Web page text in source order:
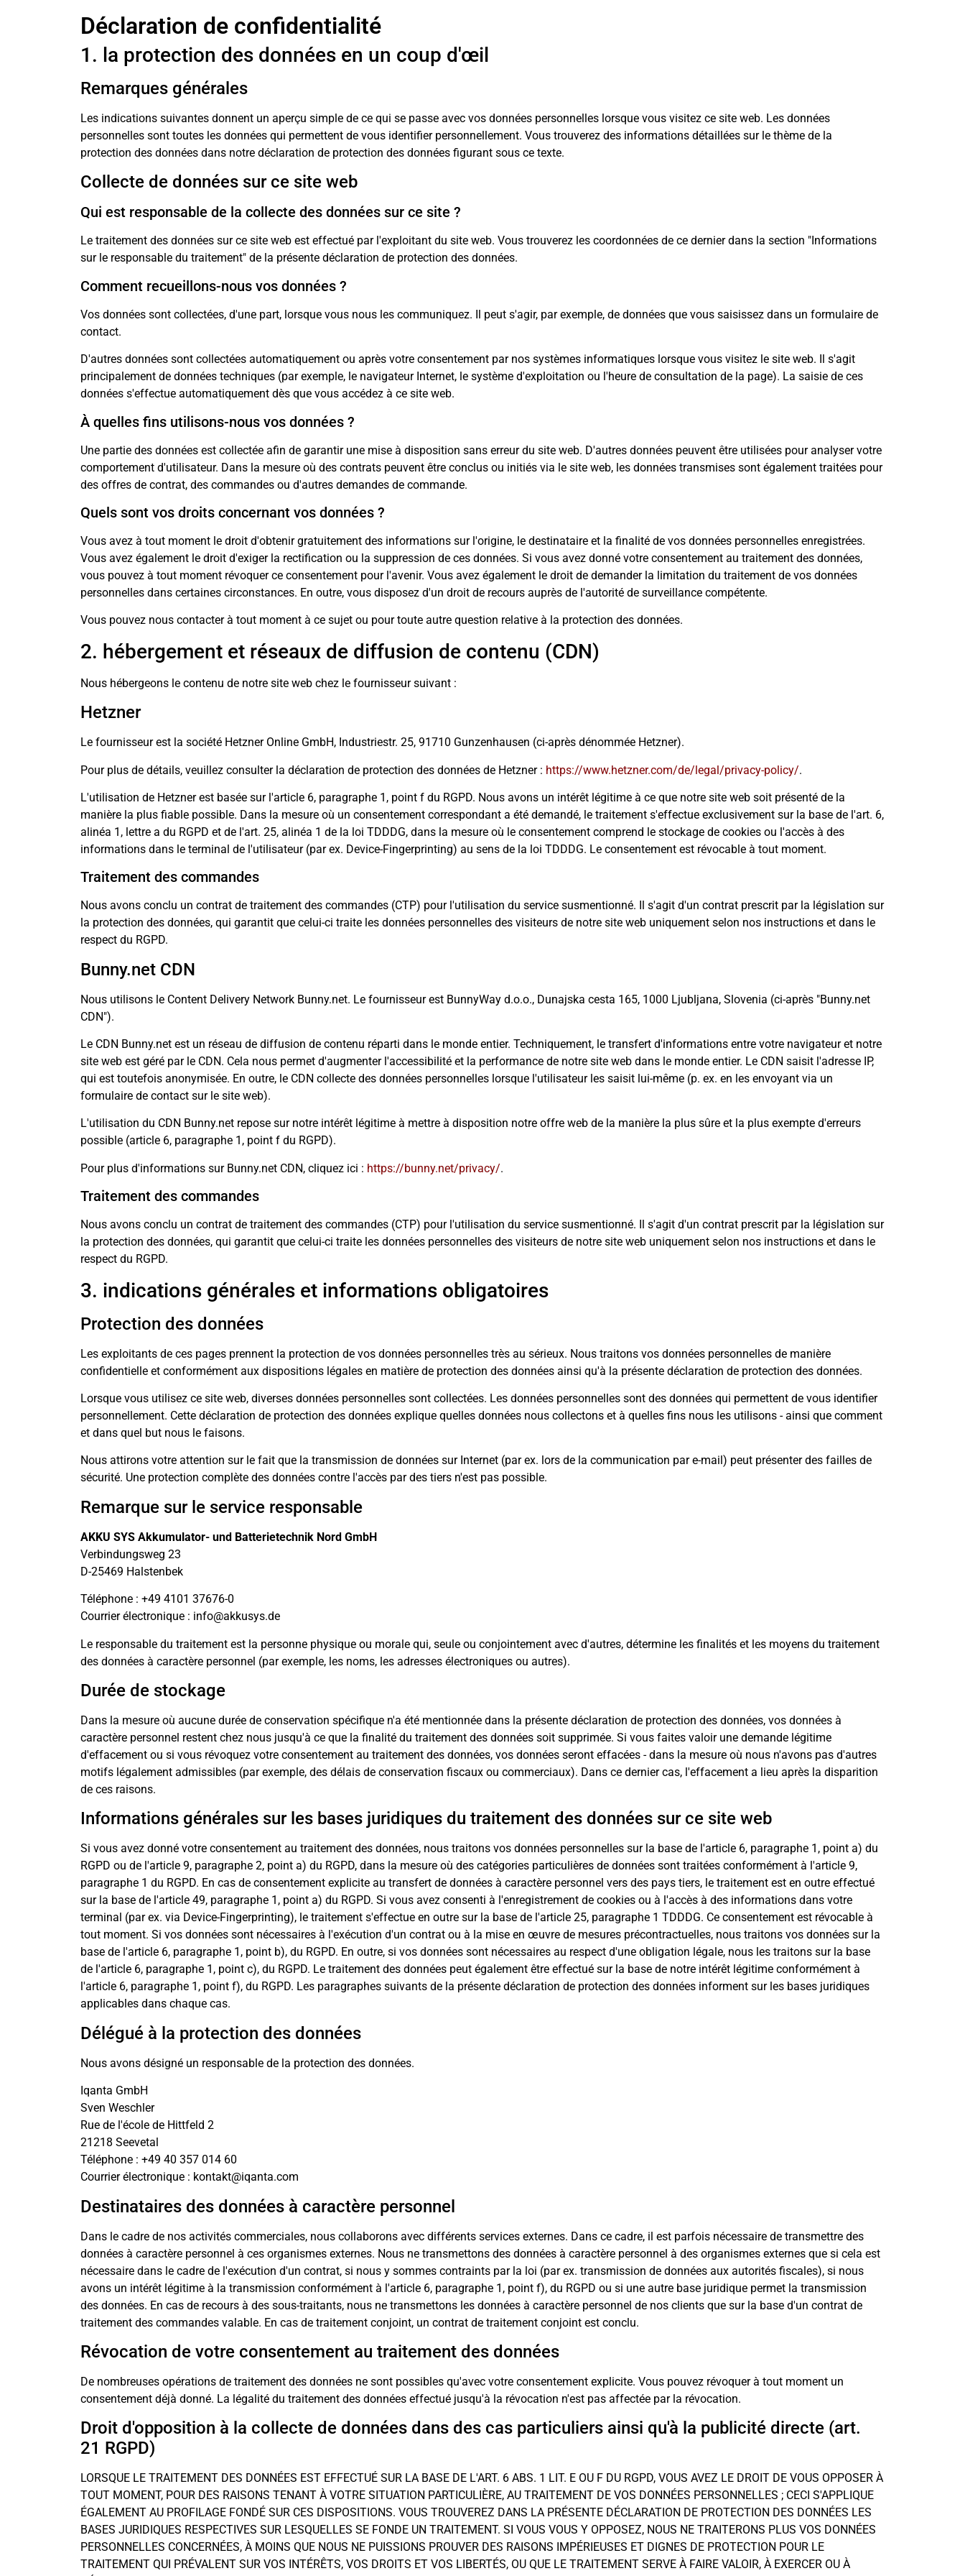
Déclaration de confidentialité
1. la protection des données en un coup d'œil
Remarques générales
Les indications suivantes donnent un aperçu simple de ce qui se passe avec vos données personnelles lorsque vous visitez ce site web. Les données
personnelles sont toutes les données qui permettent de vous identifier personnellement. Vous trouverez des informations détaillées sur le thème de la
protection des données dans notre déclaration de protection des données figurant sous ce texte.
Collecte de données sur ce site web
Qui est responsable de la collecte des données sur ce site ?
Le traitement des données sur ce site web est effectué par l'exploitant du site web. Vous trouverez les coordonnées de ce dernier dans la section "Informations
sur le responsable du traitement" de la présente déclaration de protection des données.
Comment recueillons-nous vos données ?
Vos données sont collectées, d'une part, lorsque vous nous les communiquez. Il peut s'agir, par exemple, de données que vous saisissez dans un formulaire de
contact.
D'autres données sont collectées automatiquement ou après votre consentement par nos systèmes informatiques lorsque vous visitez le site web. Il s'agit
principalement de données techniques (par exemple, le navigateur Internet, le système d'exploitation ou l'heure de consultation de la page). La saisie de ces
données s'effectue automatiquement dès que vous accédez à ce site web.
À quelles fins utilisons-nous vos données ?
Une partie des données est collectée afin de garantir une mise à disposition sans erreur du site web. D'autres données peuvent être utilisées pour analyser votre
comportement d'utilisateur. Dans la mesure où des contrats peuvent être conclus ou initiés via le site web, les données transmises sont également traitées pour
des offres de contrat, des commandes ou d'autres demandes de commande.
Quels sont vos droits concernant vos données ?
Vous avez à tout moment le droit d'obtenir gratuitement des informations sur l'origine, le destinataire et la finalité de vos données personnelles enregistrées.
Vous avez également le droit d'exiger la rectification ou la suppression de ces données. Si vous avez donné votre consentement au traitement des données,
vous pouvez à tout moment révoquer ce consentement pour l'avenir. Vous avez également le droit de demander la limitation du traitement de vos données
personnelles dans certaines circonstances. En outre, vous disposez d'un droit de recours auprès de l'autorité de surveillance compétente.
Vous pouvez nous contacter à tout moment à ce sujet ou pour toute autre question relative à la protection des données.
2. hébergement et réseaux de diffusion de contenu (CDN)
Nous hébergeons le contenu de notre site web chez le fournisseur suivant :
Hetzner
Le fournisseur est la société Hetzner Online GmbH, Industriestr. 25, 91710 Gunzenhausen (ci-après dénommée Hetzner).
Pour plus de détails, veuillez consulter la déclaration de protection des données de Hetzner : https://www.hetzner.com/de/legal/privacy-policy/.
L'utilisation de Hetzner est basée sur l'article 6, paragraphe 1, point f du RGPD. Nous avons un intérêt légitime à ce que notre site web soit présenté de la
manière la plus fiable possible. Dans la mesure où un consentement correspondant a été demandé, le traitement s'effectue exclusivement sur la base de l'art. 6,
alinéa 1, lettre a du RGPD et de l'art. 25, alinéa 1 de la loi TDDDG, dans la mesure où le consentement comprend le stockage de cookies ou l'accès à des
informations dans le terminal de l'utilisateur (par ex. Device-Fingerprinting) au sens de la loi TDDDG. Le consentement est révocable à tout moment.
Traitement des commandes
Nous avons conclu un contrat de traitement des commandes (CTP) pour l'utilisation du service susmentionné. Il s'agit d'un contrat prescrit par la législation sur
la protection des données, qui garantit que celui-ci traite les données personnelles des visiteurs de notre site web uniquement selon nos instructions et dans le
respect du RGPD.
Bunny.net CDN
Nous utilisons le Content Delivery Network Bunny.net. Le fournisseur est BunnyWay d.o.o., Dunajska cesta 165, 1000 Ljubljana, Slovenia (ci-après "Bunny.net
CDN").
Le CDN Bunny.net est un réseau de diffusion de contenu réparti dans le monde entier. Techniquement, le transfert d'informations entre votre navigateur et notre
site web est géré par le CDN. Cela nous permet d'augmenter l'accessibilité et la performance de notre site web dans le monde entier. Le CDN saisit l'adresse IP,
qui est toutefois anonymisée. En outre, le CDN collecte des données personnelles lorsque l'utilisateur les saisit lui-même (p. ex. en les envoyant via un
formulaire de contact sur le site web).
L'utilisation du CDN Bunny.net repose sur notre intérêt légitime à mettre à disposition notre offre web de la manière la plus sûre et la plus exempte d'erreurs
possible (article 6, paragraphe 1, point f du RGPD).
Pour plus d'informations sur Bunny.net CDN, cliquez ici : https://bunny.net/privacy/.
Traitement des commandes
Nous avons conclu un contrat de traitement des commandes (CTP) pour l'utilisation du service susmentionné. Il s'agit d'un contrat prescrit par la législation sur
la protection des données, qui garantit que celui-ci traite les données personnelles des visiteurs de notre site web uniquement selon nos instructions et dans le
respect du RGPD.
3. indications générales et informations obligatoires
Protection des données
Les exploitants de ces pages prennent la protection de vos données personnelles très au sérieux. Nous traitons vos données personnelles de manière
confidentielle et conformément aux dispositions légales en matière de protection des données ainsi qu'à la présente déclaration de protection des données.
Lorsque vous utilisez ce site web, diverses données personnelles sont collectées. Les données personnelles sont des données qui permettent de vous identifier
personnellement. Cette déclaration de protection des données explique quelles données nous collectons et à quelles fins nous les utilisons - ainsi que comment
et dans quel but nous le faisons.
Nous attirons votre attention sur le fait que la transmission de données sur Internet (par ex. lors de la communication par e-mail) peut présenter des failles de
sécurité. Une protection complète des données contre l'accès par des tiers n'est pas possible.
Remarque sur le service responsable
AKKU SYS Akkumulator- und Batterietechnik Nord GmbH
Verbindungsweg 23
D-25469 Halstenbek
Téléphone : +49 4101 37676-0
Courrier électronique : info@akkusys.de
Le responsable du traitement est la personne physique ou morale qui, seule ou conjointement avec d'autres, détermine les finalités et les moyens du traitement
des données à caractère personnel (par exemple, les noms, les adresses électroniques ou autres).
Durée de stockage
Dans la mesure où aucune durée de conservation spécifique n'a été mentionnée dans la présente déclaration de protection des données, vos données à
caractère personnel restent chez nous jusqu'à ce que la finalité du traitement des données soit supprimée. Si vous faites valoir une demande légitime
d'effacement ou si vous révoquez votre consentement au traitement des données, vos données seront effacées - dans la mesure où nous n'avons pas d'autres
motifs légalement admissibles (par exemple, des délais de conservation fiscaux ou commerciaux). Dans ce dernier cas, l'effacement a lieu après la disparition
de ces raisons.
Informations générales sur les bases juridiques du traitement des données sur ce site web
Si vous avez donné votre consentement au traitement des données, nous traitons vos données personnelles sur la base de l'article 6, paragraphe 1, point a) du
RGPD ou de l'article 9, paragraphe 2, point a) du RGPD, dans la mesure où des catégories particulières de données sont traitées conformément à l'article 9,
paragraphe 1 du RGPD. En cas de consentement explicite au transfert de données à caractère personnel vers des pays tiers, le traitement est en outre effectué
sur la base de l'article 49, paragraphe 1, point a) du RGPD. Si vous avez consenti à l'enregistrement de cookies ou à l'accès à des informations dans votre
terminal (par ex. via Device-Fingerprinting), le traitement s'effectue en outre sur la base de l'article 25, paragraphe 1 TDDDG. Ce consentement est révocable à
tout moment. Si vos données sont nécessaires à l'exécution d'un contrat ou à la mise en œuvre de mesures précontractuelles, nous traitons vos données sur la
base de l'article 6, paragraphe 1, point b), du RGPD. En outre, si vos données sont nécessaires au respect d'une obligation légale, nous les traitons sur la base
de l'article 6, paragraphe 1, point c), du RGPD. Le traitement des données peut également être effectué sur la base de notre intérêt légitime conformément à
l'article 6, paragraphe 1, point f), du RGPD. Les paragraphes suivants de la présente déclaration de protection des données informent sur les bases juridiques
applicables dans chaque cas.
Délégué à la protection des données
Nous avons désigné un responsable de la protection des données.
Iqanta GmbH
Sven Weschler
Rue de l'école de Hittfeld 2
21218 Seevetal
Téléphone : +49 40 357 014 60
Courrier électronique : kontakt@iqanta.com
Destinataires des données à caractère personnel
Dans le cadre de nos activités commerciales, nous collaborons avec différents services externes. Dans ce cadre, il est parfois nécessaire de transmettre des
données à caractère personnel à ces organismes externes. Nous ne transmettons des données à caractère personnel à des organismes externes que si cela est
nécessaire dans le cadre de l'exécution d'un contrat, si nous y sommes contraints par la loi (par ex. transmission de données aux autorités fiscales), si nous
avons un intérêt légitime à la transmission conformément à l'article 6, paragraphe 1, point f), du RGPD ou si une autre base juridique permet la transmission
des données. En cas de recours à des sous-traitants, nous ne transmettons les données à caractère personnel de nos clients que sur la base d'un contrat de
traitement des commandes valable. En cas de traitement conjoint, un contrat de traitement conjoint est conclu.
Révocation de votre consentement au traitement des données
De nombreuses opérations de traitement des données ne sont possibles qu'avec votre consentement explicite. Vous pouvez révoquer à tout moment un
consentement déjà donné. La légalité du traitement des données effectué jusqu'à la révocation n'est pas affectée par la révocation.
Droit d'opposition à la collecte de données dans des cas particuliers ainsi qu'à la publicité directe (art.
21 RGPD)
LORSQUE LE TRAITEMENT DES DONNÉES EST EFFECTUÉ SUR LA BASE DE L'ART. 6 ABS. 1 LIT. E OU F DU RGPD, VOUS AVEZ LE DROIT DE VOUS OPPOSER À
TOUT MOMENT, POUR DES RAISONS TENANT À VOTRE SITUATION PARTICULIÈRE, AU TRAITEMENT DE VOS DONNÉES PERSONNELLES ; CECI S'APPLIQUE
ÉGALEMENT AU PROFILAGE FONDÉ SUR CES DISPOSITIONS. VOUS TROUVEREZ DANS LA PRÉSENTE DÉCLARATION DE PROTECTION DES DONNÉES LES
BASES JURIDIQUES RESPECTIVES SUR LESQUELLES SE FONDE UN TRAITEMENT. SI VOUS VOUS Y OPPOSEZ, NOUS NE TRAITERONS PLUS VOS DONNÉES
PERSONNELLES CONCERNÉES, À MOINS QUE NOUS NE PUISSIONS PROUVER DES RAISONS IMPÉRIEUSES ET DIGNES DE PROTECTION POUR LE
TRAITEMENT QUI PRÉVALENT SUR VOS INTÉRÊTS, VOS DROITS ET VOS LIBERTÉS, OU QUE LE TRAITEMENT SERVE À FAIRE VALOIR, À EXERCER OU À